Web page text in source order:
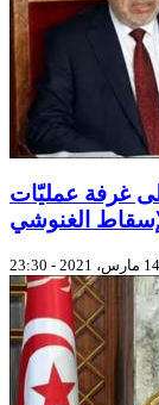
غرفة عمليّات